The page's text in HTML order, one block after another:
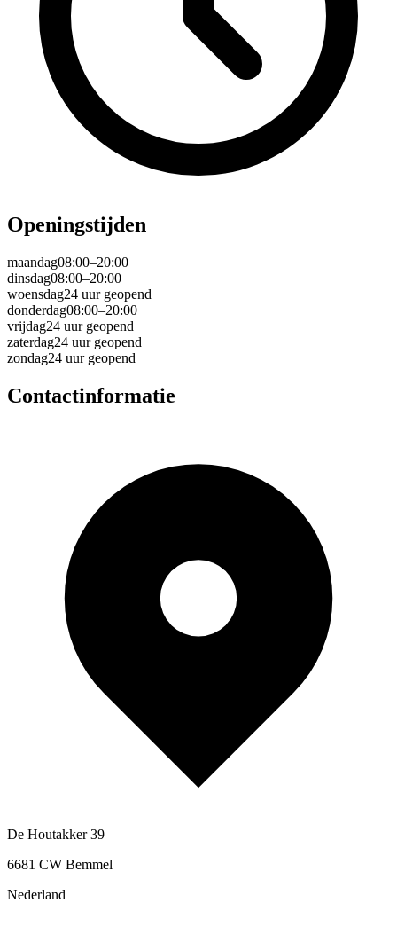
Openingstijden
maandag08:00–20:00
dinsdag08:00–20:00
woensdag24 uur geopend
donderdag08:00–20:00
vrijdag24 uur geopend
zaterdag24 uur geopend
zondag24 uur geopend
Contactinformatie
De Houtakker 39
6681 CW Bemmel
Nederland